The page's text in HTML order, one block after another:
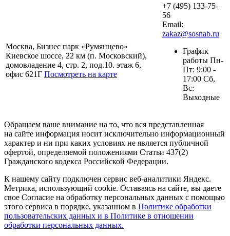
Москва, Бизнес парк «Румянцево»
Киевское шоссе, 22 км (п. Московский),
домовладение 4, стр. 2, под.10. этаж 6,
офис 621Г Посмотреть на карте
+7 (495) 133-75-
56
Email:
zakaz@sosnab.ru
График
работы Пн-
Пт: 9:00 -
17:00 Сб,
Вс:
Выходные
Обращаем ваше внимание на то, что вся представленная
на сайте информация носит исключительно информационный
характер и ни при каких условиях не является публичной
офертой, определяемой положениями Статьи 437(2)
Гражданского кодекса Российской Федерации.
К нашему сайту подключен сервис веб-аналитики Яндекс.
Метрика, использующий cookie. Оставаясь на сайте, вы даете
свое Согласие на обработку персональных данных с помощью
этого сервиса в порядке, указанном в Политике обработки
пользовательских данных и в Политике в отношении
обработки персональных данных.